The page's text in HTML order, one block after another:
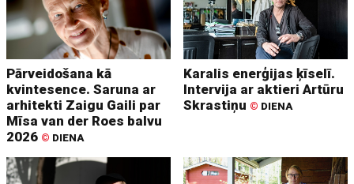
Pārveidošana kā
kvintesence. Saruna ar
arhitekti Zaigu Gaili par
Mīsa van der Roes balvu
2026 © DIENA
Karalis enerģijas ķīselī.
Intervija ar aktieri Artūru
Skrastiņu © DIENA